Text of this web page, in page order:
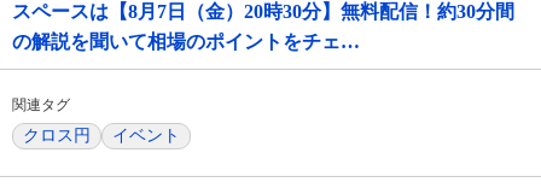
スペースは【8月7日（金）20時30分】無料配信！約30分間
の解説を聞いて相場のポイントをチェ…
関連タグ
クロス円 イベント